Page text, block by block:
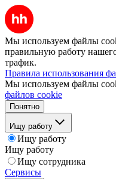
Мы используем файлы
правильную работу
трафик.
Правила использования
Мы используем файлы
файлов cookie
Понятно
Ищу работу
Ищу работу
Ищу работу
Ищу сотрудника
Сервисы